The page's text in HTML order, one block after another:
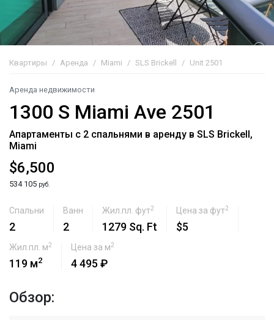
Квартиры Аренда Miami SLS Brickell Unit 2501
Аренда недвижимости
1300 S Miami Ave 2501
Апартаменты с 2 спальнями в аренду в SLS Brickell,
Miami
$6,500
534 105 руб.
Спальни
2
Ванн
2
Жил.пл. фут2
1279 Sq. Ft
Цена за фут2
$5
Жил.пл. м2
119 м2
Цена за м2
4 495 ₽
Обзор: